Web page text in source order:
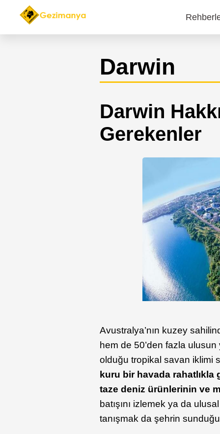
Main
Darwin
Darwin
Gerekenler
Avustralya’nın kuzey
hem de 50’den fazla
olduğu tropikal savan iklimi
kuru bir havada rahatlıkla
taze deniz ürünlerinin ve
batışını izlemek ya da
tanışmak da şehrin